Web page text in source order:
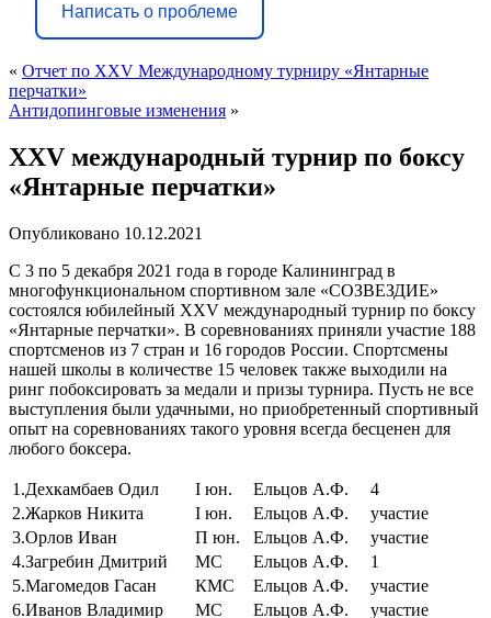
Написать о проблеме
« Отчет по XXV Международному турниру «Янтарные
перчатки»
Антидопинговые изменения »
XXV международный турнир по боксу
«Янтарные перчатки»
Опубликовано 10.12.2021
С 3 по 5 декабря 2021 года в городе Калининград в
многофункциональном спортивном зале «СОЗВЕЗДИЕ»
состоялся юбилейный XXV международный турнир по боксу
«Янтарные перчатки». В соревнованиях приняли участие 188
спортсменов из 7 стран и 16 городов России. Спортсмены
нашей школы в количестве 15 человек также выходили на
ринг побоксировать за медали и призы турнира. Пусть не все
выступления были удачными, но приобретенный спортивный
опыт на соревнованиях такого уровня всегда бесценен для
любого боксера.
1.Дехкамбаев Одил I юн. Ельцов А.Ф.
4
2.Жарков Никита
I юн. Ельцов А.Ф.
участие
3.Орлов Иван
П юн. Ельцов А.Ф.
участие
4.Загребин Дмитрий
МС Ельцов А.Ф.
1
5.Магомедов Гасан
КМС Ельцов А.Ф.
участие
6.Иванов Владимир
МС Ельцов А.Ф. участие